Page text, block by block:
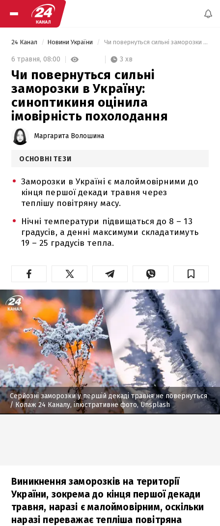
24 Канал Новини України Чи повернуться сильні заморозки в Україну: синоптикиня оцінила імовірність похолодання
6 травня, 08:00 3 хв
Чи повернуться сильні
заморозки в Україну:
синоптикиня оцінила
імовірність похолодання
Маргарита Волошина
ОСНОВНІ ТЕЗИ
Заморозки в Україні є малоймовірними до
кінця першої декади травня через
теплішу повітряну масу.
Нічні температури підвищаться до 8 – 13
градусів, а денні максимуми складатимуть
19 – 25 градусів тепла.
Серйозні заморозки у першій декаді травня не повернуться
/ Колаж 24 Каналу, ілюстративне фото, Unsplash
Виникнення заморозків на території
України, зокрема до кінця першої декади
травня, наразі є малоймовірним, оскільки
наразі переважає тепліша повітряна